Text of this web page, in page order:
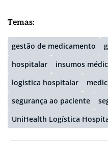
Temas:
gestão de medicamento
hospitalar
insumos
logística hospitalar
segurança ao paciente
UniHealth Logística